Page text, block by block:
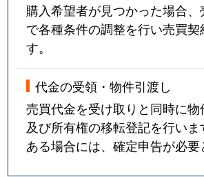
購入希望者が見つかった場合
で各種条件の調整を行い売買契
す。
代金の受領・物件引渡し
売買代金を受け取りと同時に物
及び所有権の移転登記を行い
ある場合には、確定申告が必要